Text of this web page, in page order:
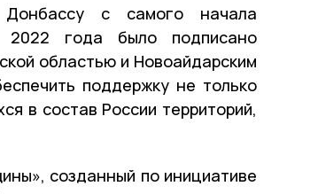
Донбассу с самого начала
2022 года было подписано
областью и Новоайдарским
поддержку не только
в состав России территорий,
созданный по инициативе